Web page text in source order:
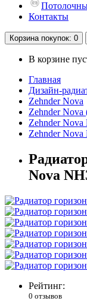
Контакты
Корзинапокупок: 0
В корзине
Главная
Дизайн-
Zehnder Nova
Zehnder Nova
Zehnder Nova
Zehnder Nova
Nova
Рейтинг:
0 отзывов